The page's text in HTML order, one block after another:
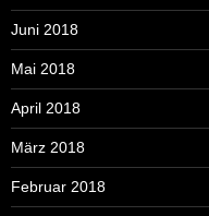
Juni 2018
Mai 2018
April 2018
März 2018
Februar 2018